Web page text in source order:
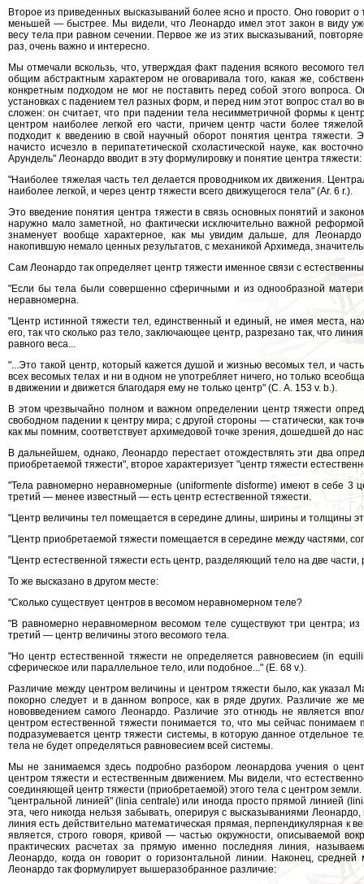
Второе из приведенных высказываний более ясно и просто. Оно говорит
меньшей — быстрее. Мы видели, что Леонардо имел этот закон в виду
весу тела при равном сечении. Первое же из этих высказываний,
раз, очень важно и интересно.
Мы отмечали вскользь, что, утверждая факт падения всякого весомого
общим абстрактным характером не оговаривала того, какая же,
конкретным подходом не мог не поставить перед собой этого
установках с падением тел разных форм, и перед ним этот вопрос стал
сложен: он считает, что при падении тела несимметричной формы к
центром наиболее легкой его части, причем центр части более
подходит к введению в свой научный оборот понятия центра
начисто исчезло в перипатетической схоластической науке, как
Арундель" Леонардо вводит в эту формулировку и понятие центра тяжести:
"Наиболее тяжелая часть тел делается проводником их движения.
наиболее легкой, и через центр тяжести всего движущегося тела" (Аr. 6 r.).
Это введение понятия центра тяжести в связь основных понятий и
наружно мало заметной, но фактически исключительно важной
знаменует вообще характерное, как мы увидим дальше, для Леонардо
накопившую немало ценных результатов, с механикой Архимеда,
Сам Леонардо так определяет центр тяжести именное связи с
"Если бы тела были совершенно сферичными и из однообразной
неравномерна.
"Центр истинной тяжести тел, единственный и единый, не имея места,
его, так что сколько раз тело, заключающее центр, разрезано так, что
равного веса...
"...Это такой центр, который кажется душой и жизнью весомых тел, и
всех весомых телах и ни в одном не употребляет ничего, но только
в движении и движется благодаря ему не только центр" (С. А. 153 v. b.).
В этом чрезвычайно полном и важном определении центр тяжести
свободном падении к центру мира; с другой стороны — статически, как
как мы помним, соответствует архимедовой точке зрения, дошедшей до
В дальнейшем, однако, Леонардо перестает отождествлять эти два
приобретаемой тяжести", второе характеризует "центр тяжести
"Тела равномерно неравномерные (uniformente disforme) имеют в себе 3
третий — менее известный — есть центр естественной тяжести.
"Центр величины тел помещается в середине длины, ширины и толщины
"Центр приобретаемой тяжести помещается в середине между частями,
"Центр естественной тяжести есть центр, разделяющий тело на две части,
То же высказано в другом месте:
"Сколько существует центров в весомом неравномерном теле?
"В равномерно неравномерном весомом теле существуют три центра;
третий — центр величины этого весомого тела.
"Но центр естественной тяжести не определяется равновесием (in
сферическое или параллельное тело, или подобное..." (Е. 68 v.).
Различие между центром величины и центром тяжести было, как указал
покорно следует и в данном вопросе, как в ряде других. Различие же
нововведением самого Леонардо. Различие это отнюдь не является
центром естественной тяжести понимается то, что мы сейчас
подразумевается центр тяжести системы, в которую данное отдельное
тела не будет определяться равновесием всей системы.
Мы не занимаемся здесь подробно разбором леонардова учения о
центром тяжести и естественным движением. Мы видели, что
соединяющей центр тяжести (приобретаемой) этого тела с центром
"центральной линией" (linia centrale) или иногда просто прямой линией
эта, чего никогда нельзя забывать, оперируя с высказываниями
линия есть действительно математическая прямая, перпендикулярная к
является, строго говоря, кривой — частью окружности, описываемой
практических расчетах за прямую именно последняя линия,
Леонардо, когда он говорит о горизонтальной линии. Наконец,
Леонардо так формулирует вышеразобранное различие: